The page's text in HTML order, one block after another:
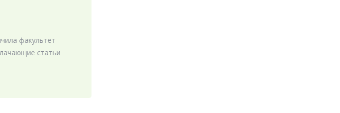
факультет
статьи